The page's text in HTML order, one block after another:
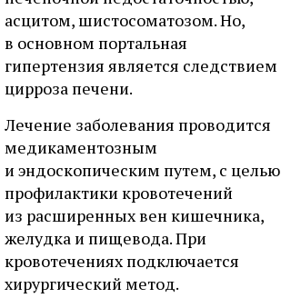
асцитом, шистосоматозом. Но,
в основном портальная
гипертензия является следствием
цирроза печени.
Лечение заболевания проводится
медикаментозным
и эндоскопическим путем, с целью
профилактики кровотечений
из расширенных вен кишечника,
желудка и пищевода. При
кровотечениях подключается
хирургический метод.